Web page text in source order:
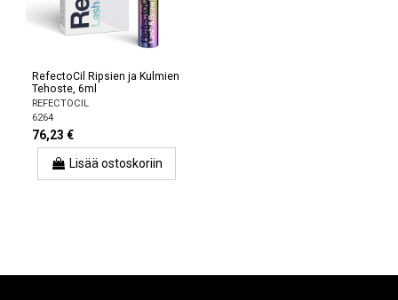
RefectoCil Ripsien ja Kulmien
Tehoste, 6ml
REFECTOCIL
6264
76,23 €
Lisää ostoskoriin